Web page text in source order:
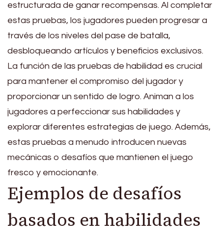
estructurada de ganar recompensas. Al completar
estas pruebas, los jugadores pueden progresar a
través de los niveles del pase de batalla,
desbloqueando artículos y beneficios exclusivos.
La función de las pruebas de habilidad es crucial
para mantener el compromiso del jugador y
proporcionar un sentido de logro. Animan a los
jugadores a perfeccionar sus habilidades y
explorar diferentes estrategias de juego. Además,
estas pruebas a menudo introducen nuevas
mecánicas o desafíos que mantienen el juego
fresco y emocionante.
Ejemplos de desafíos
basados en habilidades